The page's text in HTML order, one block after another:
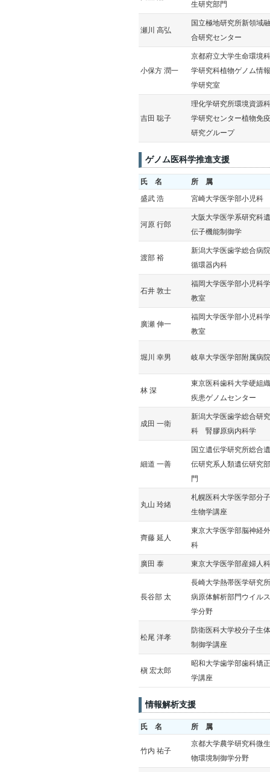
生研究部門
瀬川 高弘
国立極地研究所新領域融
合研究センター
小保方 潤一
京都府立大学生命環境科
学研究科植物ゲノム情報
学研究室
吉田 聡子
理化学研究所環境資源科
学研究センター植物免疫
研究グループ
ゲノム医科学推進支援
氏 名
所 属
盛武 浩
宮崎大学医学部小児科
河原 行郎
大阪大学医学系研究科遺
伝子機能制御学
渡部 裕
新潟大学医歯学総合病院
循環器内科
石井 敦士
福岡大学医学部小児科学
教室
廣瀬 伸一
福岡大学医学部小児科学
教室
堀川 幸男 岐阜大学医学部附属病院
林 深
東京医科歯科大学硬組織
疾患ゲノムセンター
成田 一衛
新潟大学医歯学総合研究
科 腎膠原病内科学
細道 一善
国立遺伝学研究所総合遺
伝研究系人類遺伝研究部
門
丸山 玲緒
札幌医科大学医学部分子
生物学講座
齊藤 延人
東京大学医学部脳神経外
科
廣田 泰 東京大学医学部産婦人科
長谷部 太
長崎大学熱帯医学研究所
病原体解析部門ウイルス
学分野
松尾 洋孝
防衛医科大学校分子生体
制御学講座
槇 宏太郎
昭和大学歯学部歯科矯正
学講座
情報解析支援
氏 名 所 属
竹内 祐子
京都大学農学研究科微生
物環境制御学分野